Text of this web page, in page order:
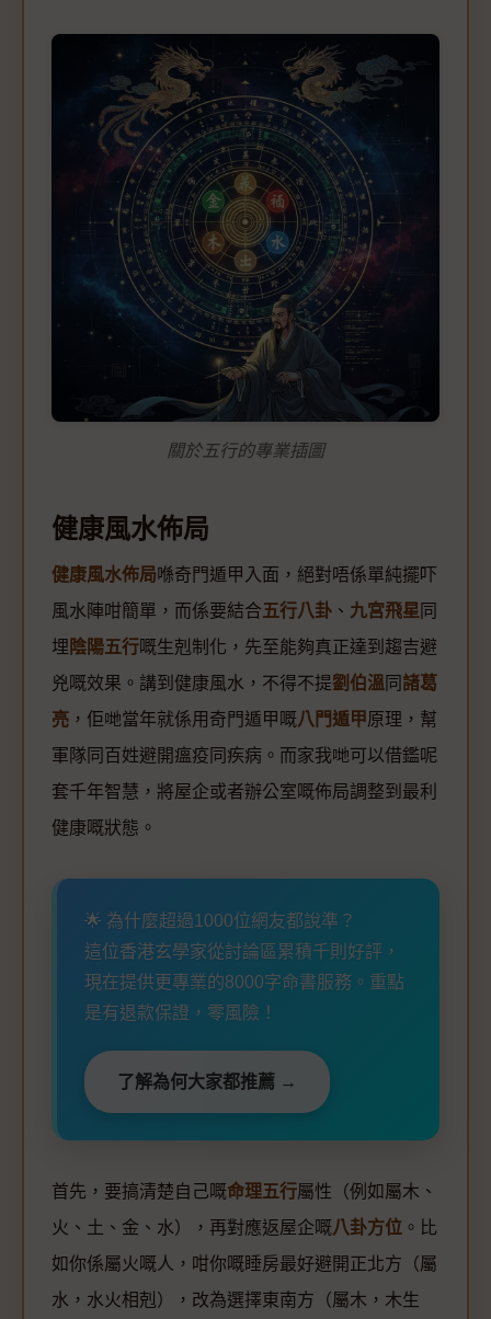
關於五行的專業插圖
健康風水佈局
健康風水佈局喺奇門遁甲入面，絕對唔係單純擺吓
風水陣咁簡單，而係要結合五行八卦 、 九宮飛星 同
埋 陰陽五行嘅生剋制化，先至能夠真正達到趨吉避
兇嘅效果。講到健康風水，不得不提劉伯溫 同 諸葛
亮 ，佢哋當年就係用奇門遁甲嘅八門遁甲原理，幫
軍隊同百姓避開瘟疫同疾病。而家我哋可以借鑑呢
套千年智慧，將屋企或者辦公室嘅佈局調整到最利
健康嘅狀態。
🌟 為什麼超過1000位網友都說準？
這位香港玄學家從討論區累積千則好評，
現在提供更專業的8000字命書服務。重點
是有退款保證，零風險！
了解為何大家都推薦 →
首先，要搞清楚自己嘅命理五行屬性（例如屬木、
火、土、金、水），再對應返屋企嘅八卦方位 。比
如你係屬火嘅人，咁你嘅睡房最好避開正北方（屬
水，水火相剋），改為選擇東南方（屬木，木生